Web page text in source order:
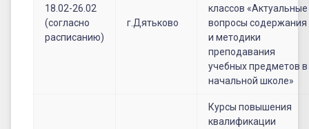
18.02-26.02
(согласно
расписанию)
г.Дятьково
классов «Актуальные
вопросы содержания
и методики
преподавания
учебных предметов в
начальной школе»
Курсы повышения
квалификации